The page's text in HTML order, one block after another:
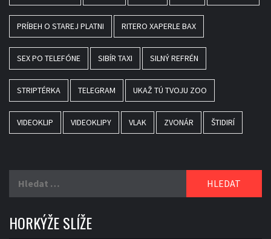
PRÍBEH O STAREJ PLATNI RITERO XAPERLE BAX
SEX PO TELEFÓNE SIBÍR TAXI SILNÝ REFRÉN
STRIPTÉRKA TELEGRAM UKAŽ TÚ TVOJU ZOO
VIDEOKLIP VIDEOKLIPY VLAK ZVONÁR ŠTIDIRÍ
HORKÝŽE SLÍŽE